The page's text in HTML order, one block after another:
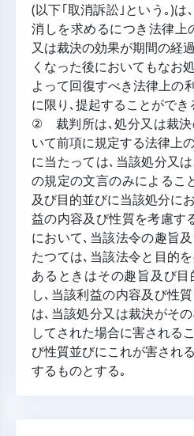
(以下｢取消訴訟｣という｡)は
消しを求めるにつき法律上
又は裁決の効果が期間の経
くなった後においてもなお
よって回復すべき法律上の
に限り､提起することができ
② 裁判所は､処分又は裁決
いて前項に規定する法律上
に当たっては､当該処分又
の規定の文言のみによるこ
及び目的並びに当該処分に
益の内容及び性質を考慮す
において､当該法令の趣旨
たつては､当該法令と目的
あるときはその趣旨及び
し､当該利益の内容及び性
は､当該処分又は裁決がそ
してされた場合に害される
び性質並びにこれが害され
するものとする｡